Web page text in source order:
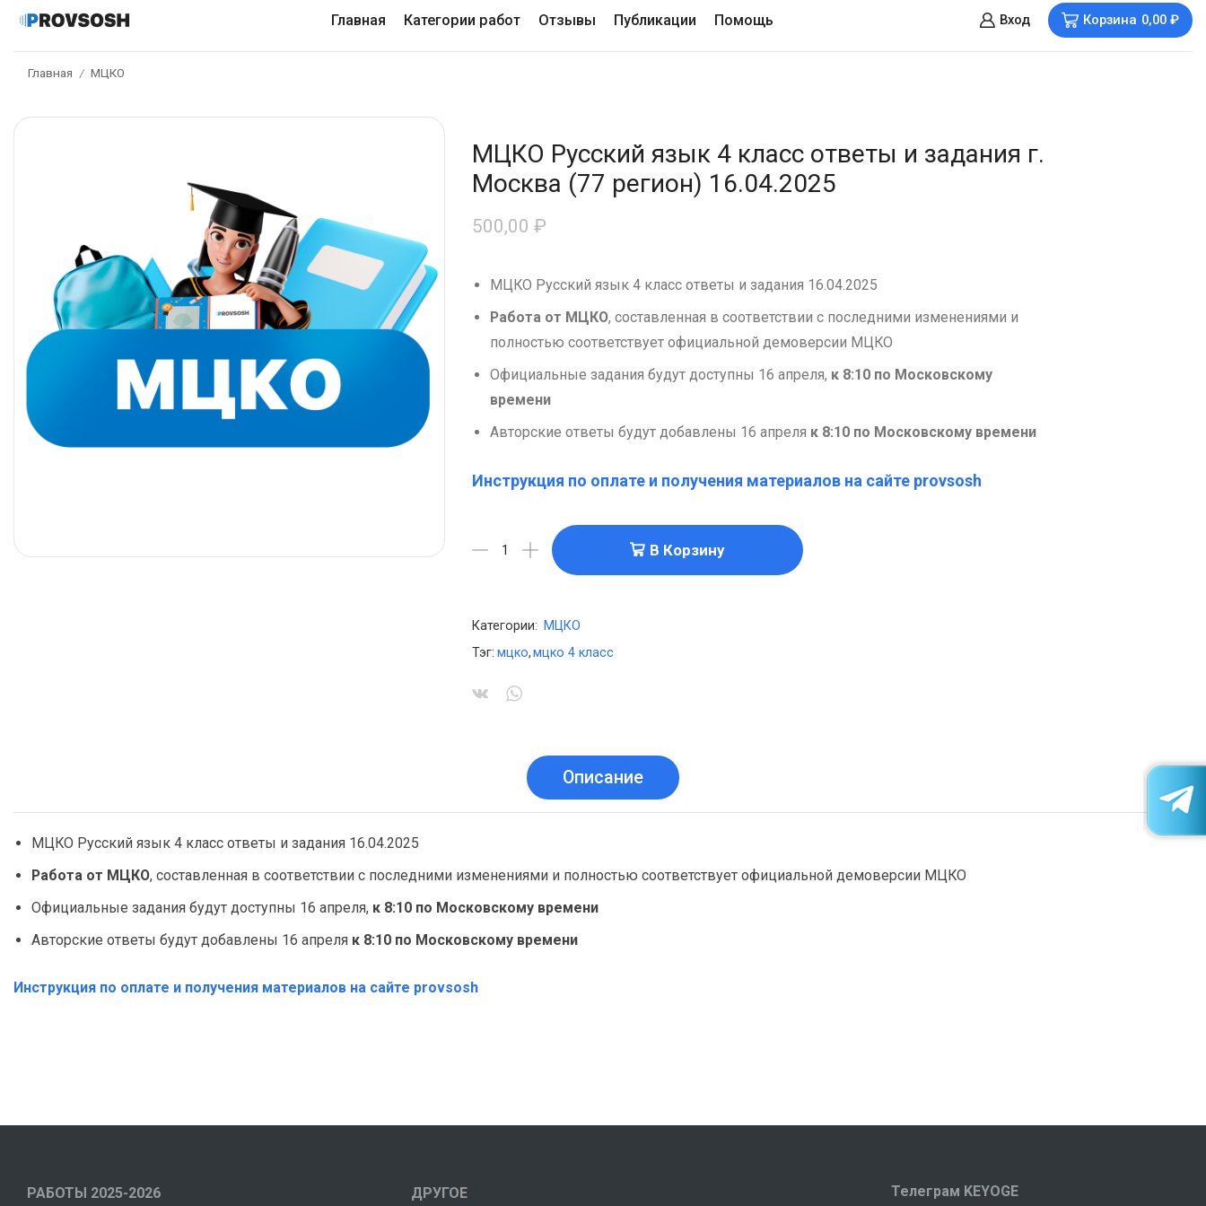
Главная Категории работ Отзывы Публикации Помощь Вход Корзина 0,00 ₽
Главная / МЦКО
МЦКО Русский язык 4 класс ответы и задания г.
Москва (77 регион) 16.04.2025
500,00 ₽
МЦКО Русский язык 4 класс ответы и задания 16.04.2025
Работа от МЦКО, составленная в соответствии с последними изменениями и
полностью соответствует официальной демоверсии МЦКО
Официальные задания будут доступны 16 апреля, к 8:10 по Московскому
времени
Авторские ответы будут добавлены 16 апреля к 8:10 по Московскому времени
Инструкция по оплате и получения материалов на сайте provsosh
В Корзину
Категории: МЦКО
Тэг: мцко,мцко 4 класс
Описание
МЦКО Русский язык 4 класс ответы и задания 16.04.2025
Работа от МЦКО, составленная в соответствии с последними изменениями и полностью соответствует официальной демоверсии МЦКО
Официальные задания будут доступны 16 апреля, к 8:10 по Московскому времени
Авторские ответы будут добавлены 16 апреля к 8:10 по Московскому времени
Инструкция по оплате и получения материалов на сайте provsosh
РАБОТЫ 2025-2026 ДРУГОЕ Телеграм KEYOGE